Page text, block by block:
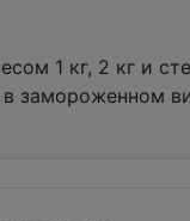
1 кг, 2 кг и
замороженном